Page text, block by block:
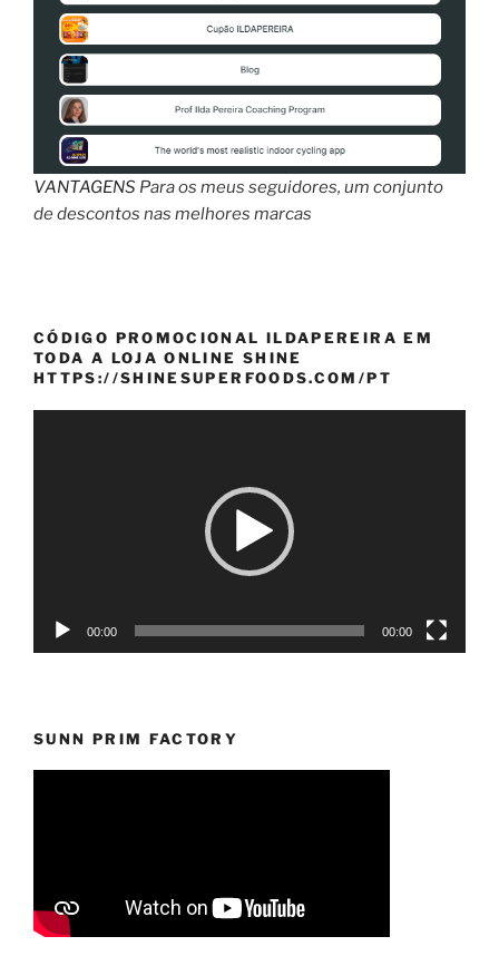
VANTAGENS Para os meus seguidores, um conjunto
de descontos nas melhores marcas
CÓDIGO PROMOCIONAL ILDAPEREIRA EM
TODA A LOJA ONLINE SHINE
HTTPS://SHINESUPERFOODS.COM/PT
00:00 00:00
SUNN PRIM FACTORY